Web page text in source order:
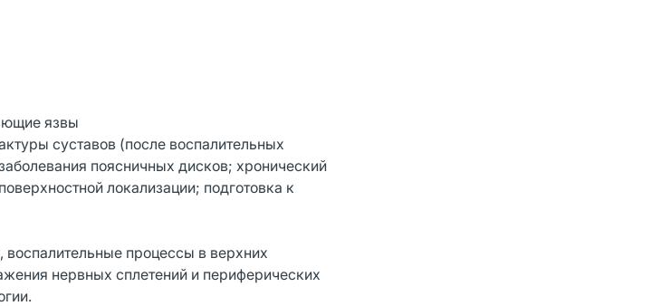
язвы
суставов (после воспалительных
поясничных дисков; хронический
локализации; подготовка к
процессы в верхних
нервных сплетений и периферических